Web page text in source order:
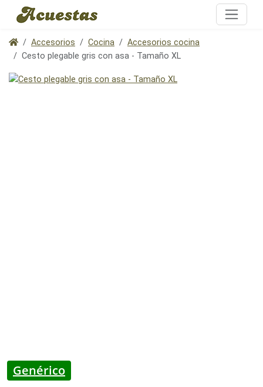
Accesorios Cocina
Accesorios cocina
Cesto plegable gris con asa - Tamaño XL
Genérico